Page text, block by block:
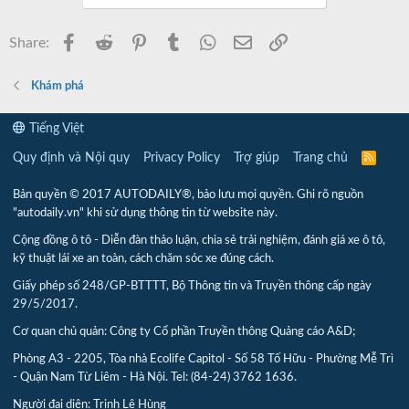
Share: Facebook
Reddit PinterestTumblr WhatsApp
Email
Khám phá
Tiếng Việt
Quy định và Nội quy Privacy Policy Trợ giúp Trang chủ
R
Bản quyền © 2017 AUTODAILY®, bảo lưu mọi quyền. Ghi rõ nguồn
"autodaily.vn" khi sử dụng thông tin từ website này.
Cộng đồng ô tô - Diễn đàn thảo luận, chia sẻ trải nghiệm, đánh giá xe ô tô,
kỹ thuật lái xe an toàn, cách chăm sóc xe đúng cách.
Giấy phép số 248/GP-BTTTT, Bộ Thông tin và Truyền thông cấp ngày
29/5/2017.
Cơ quan chủ quản: Công ty Cổ phần Truyền thông Quảng cáo A&D;
Phòng A3 - 2205, Tòa nhà Ecolife Capitol - Số 58 Tố Hữu - Phường Mễ Trì
- Quận Nam Từ Liêm - Hà Nội. Tel: (84-24) 3762 1636.
Người đại diện: Trịnh Lê Hùng